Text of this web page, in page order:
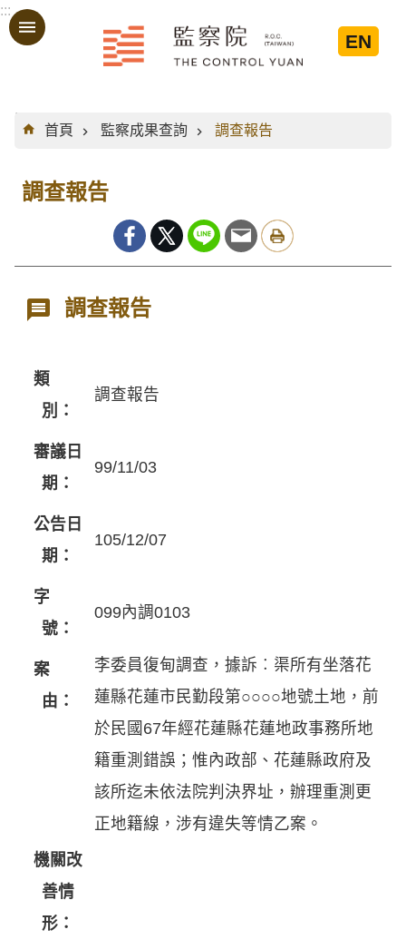
跳到主要內容區塊
:::
EN
:::
首頁
監察成果查詢 調查報告
調查報告
調查報告
類
別：
調查報告
審議日
期：
99/11/03
公告日
期：
105/12/07
字
號：
099內調0103
案
由：
李委員復甸調查，據訴︰渠所有坐落花
蓮縣花蓮市民勤段第○○○○地號土地，前
於民國67年經花蓮縣花蓮地政事務所地
籍重測錯誤；惟內政部、花蓮縣政府及
該所迄未依法院判決界址，辦理重測更
正地籍線，涉有違失等情乙案。
機關改
善情
形：